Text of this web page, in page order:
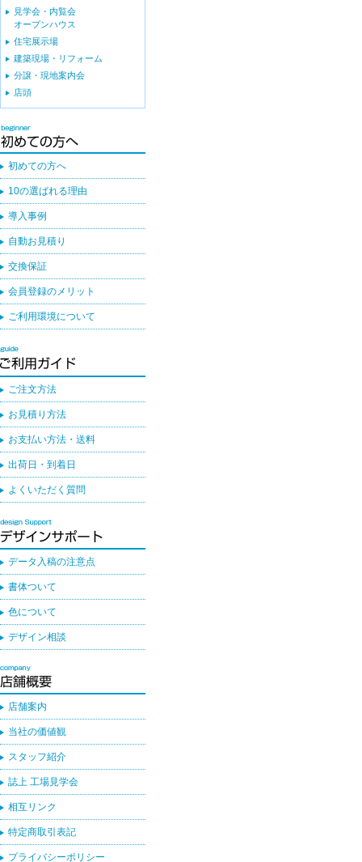
見学会・内覧会
オープンハウス
住宅展示場
建築現場・リフォーム
分譲・現地案内会
店頭
初めての方へ
10の選ばれる理由
導入事例
自動お見積り
交換保証
会員登録のメリット
ご利用環境について
ご注文方法
お見積り方法
お支払い方法・送料
出荷日・到着日
よくいただく質問
データ入稿の注意点
書体ついて
色について
デザイン相談
店舗案内
当社の価値観
スタッフ紹介
誌上 工場見学会
相互リンク
特定商取引表記
プライバシーポリシー